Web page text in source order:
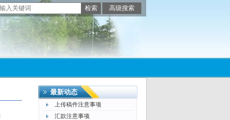
最新动态
上传稿件注意事项
汇款注意事项